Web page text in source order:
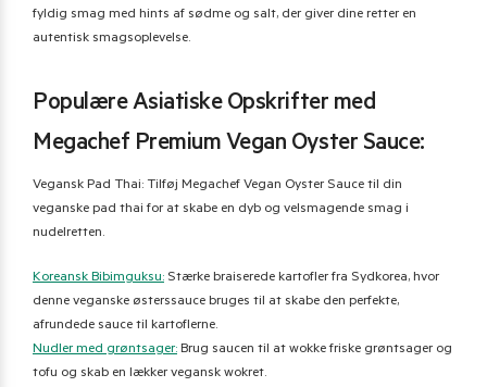
fyldig smag med hints af sødme og salt, der giver dine retter en
autentisk smagsoplevelse.
Populære Asiatiske Opskrifter med
Megachef Premium Vegan Oyster Sauce:
Vegansk Pad Thai: Tilføj Megachef Vegan Oyster Sauce til din
veganske pad thai for at skabe en dyb og velsmagende smag i
nudelretten.
Koreansk Bibimguksu: Stærke braiserede kartofler fra Sydkorea, hvor
denne veganske østerssauce bruges til at skabe den perfekte,
afrundede sauce til kartoflerne.
Nudler med grøntsager: Brug saucen til at wokke friske grøntsager og
tofu og skab en lækker vegansk wokret.